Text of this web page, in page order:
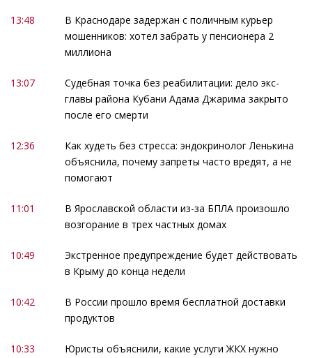
13:48
В Краснодаре задержан с поличным курьер
мошенников: хотел забрать у пенсионера 2
миллиона
13:07
Судебная точка без реабилитации: дело экс-
главы района Кубани Адама Джарима закрыто
после его смерти
12:36
Как худеть без стресса: эндокринолог Ленькина
объяснила, почему запреты часто вредят, а не
помогают
11:01
В Ярославской области из-за БПЛА произошло
возгорание в трех частных домах
10:49
Экстренное предупреждение будет действовать
в Крыму до конца недели
10:42
В России прошло время бесплатной доставки
продуктов
10:33
Юристы объяснили, какие услуги ЖКХ нужно